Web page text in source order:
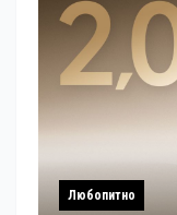
Любопитно